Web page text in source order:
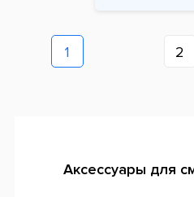
1 2
Аксессуары для